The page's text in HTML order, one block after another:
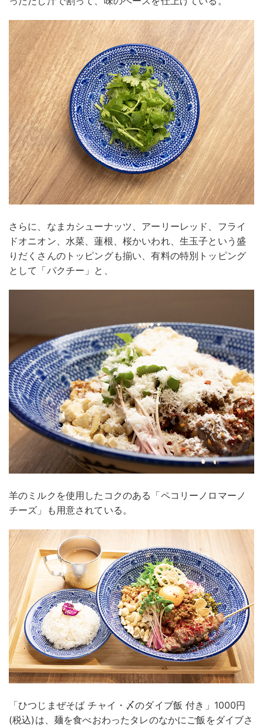
さらに、なまカシューナッツ、アーリーレッド、フライ
ドオニオン、水菜、蓮根、桜かいわれ、生玉子という盛
りだくさんのトッピングも揃い、有料の特別トッピング
として「パクチー」と、
羊のミルクを使用したコクのある「ペコリーノロマーノ
チーズ」も用意されている。
「ひつじまぜそば チャイ・〆のダイブ飯 付き」1000円
(税込)は、麺を食べおわったタレのなかにご飯をダイブさ